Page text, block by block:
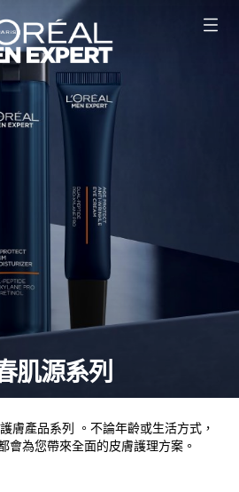
肌源系列
膚產品系列 。不論年齡或生活方式，
會為您帶來全面的皮膚護理方案。